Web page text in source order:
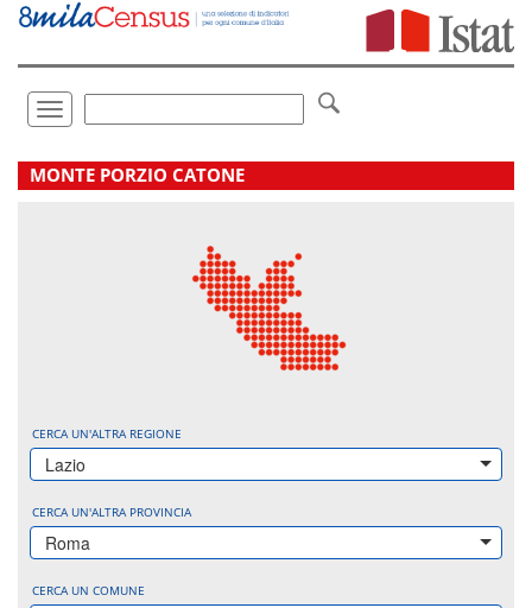
Vai
direttamente
Toggle
navigation
.
MONTE PORZIO CATONE
CERCA UN'ALTRA REGIONE
Lazio
CERCA UN'ALTRA PROVINCIA
Roma
CERCA UN COMUNE